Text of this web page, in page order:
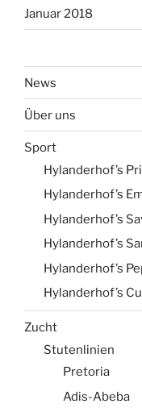
Januar 2018
News
Über uns
Sport
Hylanderhof’s
Hylanderhof’s
Hylanderhof’s
Hylanderhof’s
Hylanderhof’s
Hylanderhof’s
Zucht
Stutenlinien
Pretoria
Adis-Abeba